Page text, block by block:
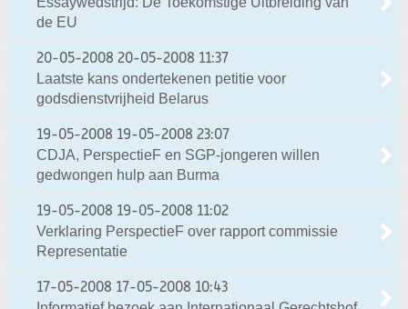
de EU
20-05-2008 20-05-2008 11:37
Laatste kans ondertekenen petitie voor
godsdienstvrijheid Belarus
19-05-2008 19-05-2008 23:07
CDJA, PerspectieF en SGP-jongeren willen
gedwongen hulp aan Burma
19-05-2008 19-05-2008 11:02
Verklaring PerspectieF over rapport commissie
Representatie
17-05-2008 17-05-2008 10:43